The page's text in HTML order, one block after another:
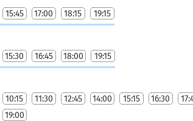
15:45 17:00 18:15 19:15
15:30 16:45 18:00 19:15
10:15 11:30 12:45 14:00 15:15 16:30
19:00